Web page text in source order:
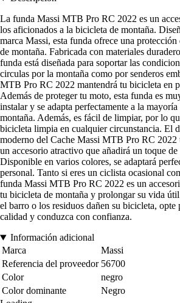
La funda Massi MTB Pro RC 2022 es un
los aficionados a la bicicleta de montaña.
marca Massi, esta funda ofrece una
de montaña. Fabricada con materiales
funda está diseñada para soportar las
circulas por la montaña como por senderos
MTB Pro RC 2022 mantendrá tu bicicleta en
Además de proteger tu moto, esta funda es
instalar y se adapta perfectamente a la
montaña. Además, es fácil de limpiar, por lo
bicicleta limpia en cualquier circunstancia. El
moderno del Cache Massi MTB Pro RC 2022
un accesorio atractivo que añadirá un toque
Disponible en varios colores, se adaptará
personal. Tanto si eres un ciclista ocasional
funda Massi MTB Pro RC 2022 es un
tu bicicleta de montaña y prolongar su vida
el barro o los residuos dañen su bicicleta, opte
calidad y conduzca con confianza.
Información adicional
Marca
Massi
Referencia del proveedor 56700
Color
negro
Color dominante
Negro